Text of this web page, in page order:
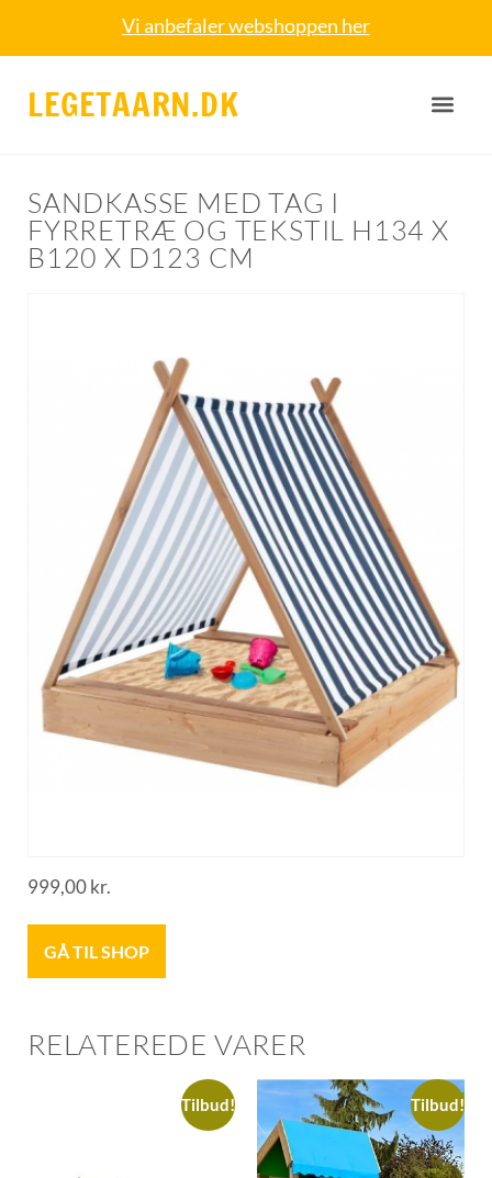
Vi anbefaler webshoppen her
LEGETAARN.DK
SANDKASSE MED TAG I
FYRRETRÆ OG TEKSTIL H134 X
B120 X D123 CM
999,00kr.
GÅ TIL SHOP
RELATEREDE VARER
Tilbud! Tilbud!